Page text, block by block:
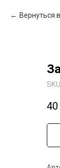
Вернуться
40